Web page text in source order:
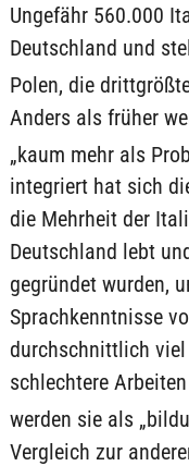
Ungefähr 560.000
Deutschland und
Polen, die
Anders als früher
„kaum mehr als
integriert hat sich
die Mehrheit der
Deutschland lebt
gegründet wurden,
Sprachkenntnisse
durchschnittlich
schlechtere
werden sie als
Vergleich zur